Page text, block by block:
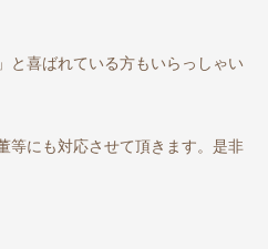
と喜ばれている方もいらっしゃい
等にも対応させて頂きます。是非